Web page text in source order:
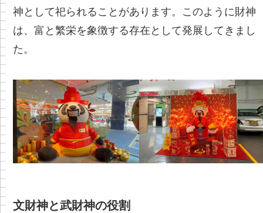
神として祀られることがあります。このように財神
は、富と繁栄を象徴する存在として発展してきまし
た。
文財神と武財神の役割